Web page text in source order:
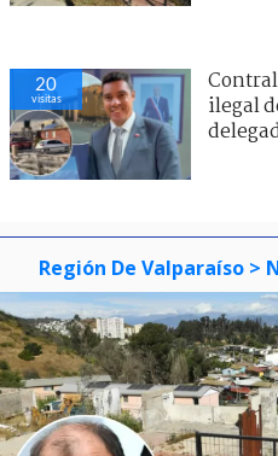
20
visitas
ilegal
Región De Valparaíso >